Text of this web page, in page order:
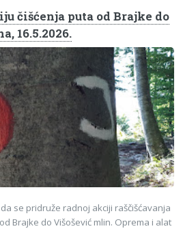
čišćenja puta od Brajke do
16.5.2026.
se pridruže radnoj akciji raščišćavanja
Brajke do Višošević mlin. Oprema i alat